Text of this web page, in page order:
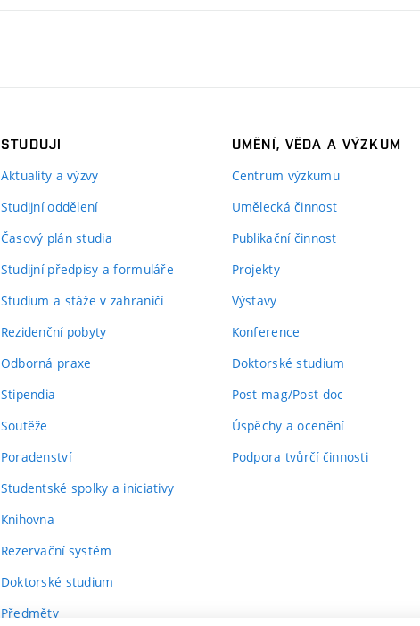
STUDUJI
Aktuality a výzvy
Studijní oddělení
Časový plán studia
Studijní předpisy a formuláře
Studium a stáže v zahraničí
Rezidenční pobyty
Odborná praxe
Stipendia
Soutěže
Poradenství
Studentské spolky a iniciativy
Knihovna
Rezervační systém
Doktorské studium
Předměty
UMĚNÍ, VĚDA A VÝZKUM
Centrum výzkumu
Umělecká činnost
Publikační činnost
Projekty
Výstavy
Konference
Doktorské studium
Post-mag/Post-doc
Úspěchy a ocenění
Podpora tvůrčí činnosti